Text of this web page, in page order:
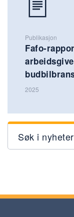
Publikasjon
Fafo-
2025
Søk i nyheter